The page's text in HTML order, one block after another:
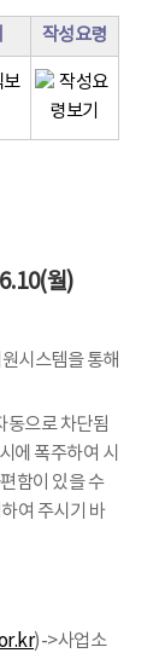
작성요령
월)
시스템을 통해
동으로 차단됨
에 폭주하여 시
함이 있을 수
여 주시기 바
)->사업소